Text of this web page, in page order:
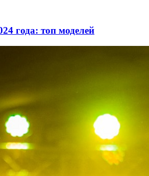
года: топ моделей